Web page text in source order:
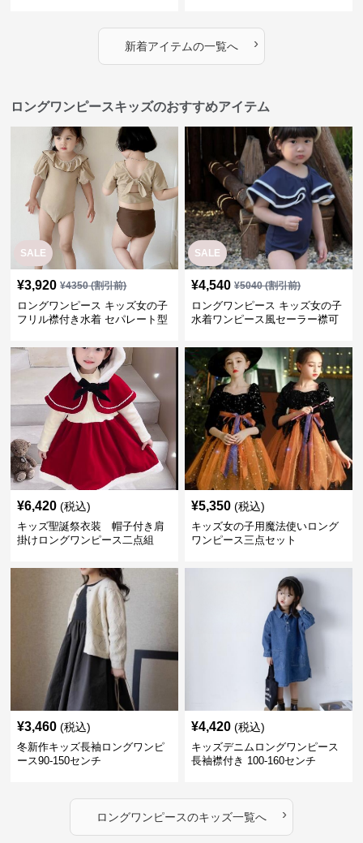
新着アイテムの一覧へ ›
ロングワンピースキッズのおすすめアイテム
SALE
¥3,920 ¥4350(割引前)
ロングワンピース キッズ女の子
フリル襟付き水着 セパレート型
SALE
¥4,540 ¥5040(割引前)
ロングワンピース キッズ女の子
水着ワンピース風セーラー襟可
¥6,420 (税込)
キッズ聖誕祭衣装 帽子付き肩
掛けロングワンピース二点組
¥5,350 (税込)
キッズ女の子用魔法使いロング
ワンピース三点セット
¥3,460 (税込)
冬新作キッズ長袖ロングワンピ
ース90-150センチ
¥4,420 (税込)
キッズデニムロングワンピース
長袖襟付き 100-160センチ
ロングワンピースのキッズ一覧へ ›